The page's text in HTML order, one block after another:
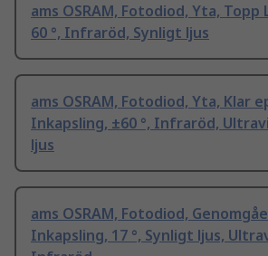
ams OSRAM, Fotodiod, Yta, Topp
60 °, Infraröd, Synligt ljus
ams OSRAM, Fotodiod, Yta, Klar
Inkapsling, ±60 °, Infraröd,
ljus
ams OSRAM, Fotodiod,
Inkapsling, 17 °, Synligt ljus,